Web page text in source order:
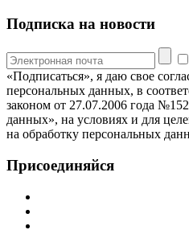
Подписка на новости
«Подписаться», я даю свое
персональных данных, в
законом от 27.07.2006 года
данных», на условиях и для
на обработку персональных
Присоединяйся